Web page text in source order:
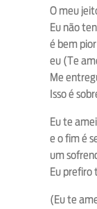
O meu
Eu não
é bem
eu (Te
Me
Isso é
Eu te
e o fim é
um
Eu prefiro
(Eu te